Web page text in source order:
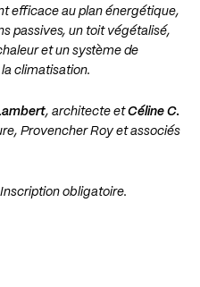
efficace au plan énergétique,
passives, un toit végétalisé,
et un système de
climatisation.
, architecte etCéline C.
Provencher Roy et associés
obligatoire.